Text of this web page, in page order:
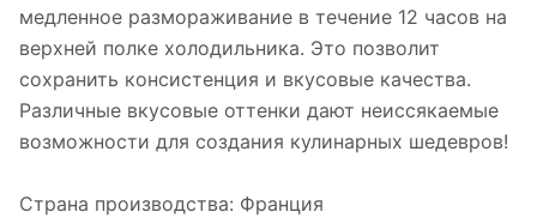
медленное размораживание в течение 12 часов на
верхней полке холодильника. Это позволит
сохранить консистенция и вкусовые качества.
Различные вкусовые оттенки дают неиссякаемые
возможности для создания кулинарных шедевров!
Страна производства: Франция